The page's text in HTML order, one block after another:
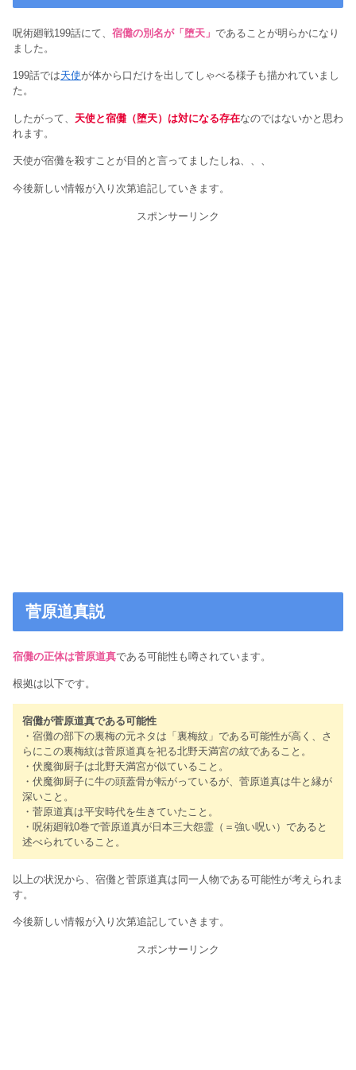
呪術廻戦199話にて、 宿儺の別名が「堕天」 であることが明らかになり
ました。
199話では天使が体から口だけを出してしゃべる様子も描かれていまし
た。
したがって、 天使と宿儺（堕天）は対になる存在なのではないかと思わ
れます。
天使が宿儺を殺すことが目的と言ってましたしね、、、
今後新しい情報が入り次第追記していきます。
スポンサーリンク
菅原道真説
宿儺の正体は菅原道真である可能性も噂されています。
根拠は以下です。
宿儺が菅原道真である可能性
・宿儺の部下の裏梅の元ネタは「裏梅紋」である可能性が高く、さ
らにこの裏梅紋は菅原道真を祀る北野天満宮の紋であること。
・伏魔御厨子は北野天満宮が似ていること。
・伏魔御厨子に牛の頭蓋骨が転がっているが、菅原道真は牛と縁が
深いこと。
・菅原道真は平安時代を生きていたこと。
・呪術廻戦0巻で菅原道真が日本三大怨霊（＝強い呪い）であると
述べられていること。
以上の状況から、宿儺と菅原道真は同一人物である可能性が考えられま
す。
今後新しい情報が入り次第追記していきます。
スポンサーリンク